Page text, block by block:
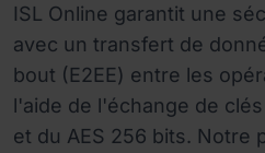
ISL Online garantit une
avec un transfert de
bout (E2EE) entre les
l'aide de l'échange de
et du AES 256 bits. Notre